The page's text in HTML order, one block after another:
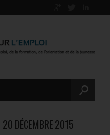
20 DÉCEMBRE 2015